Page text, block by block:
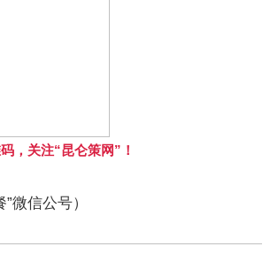
，关注“昆仑策网”！
”微信公号）